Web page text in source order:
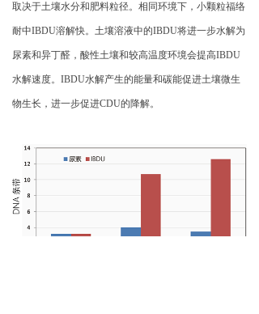
取决于土壤水分和肥料粒径。相同环境下，小颗粒福络
耐中IBDU溶解快。土壤溶液中的IBDU将进一步水解为
尿素和异丁醛，酸性土壤和较高温度环境会提高IBDU
水解速度。IBDU水解产生的能量和碳能促进土壤微生
物生长，进一步促进CDU的降解。